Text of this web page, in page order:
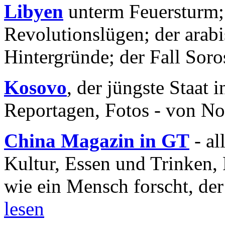
Libyen unterm
Revolutionslügen; der
Hintergründe; der Fall
Kosovo, der jüngste Staat
Reportagen, Fotos - von
China Magazin in GT -
Kultur, Essen und
wie ein Mensch forscht,
lesen